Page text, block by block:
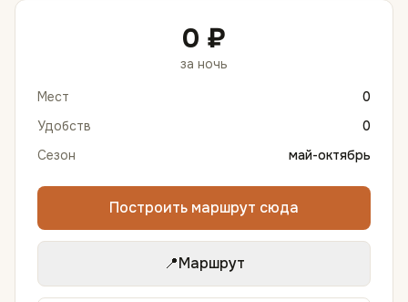
0 ₽
за ночь
Мест
0
Удобств
0
Сезон
май-октябрь
Построить маршрут сюда
📍Маршрут